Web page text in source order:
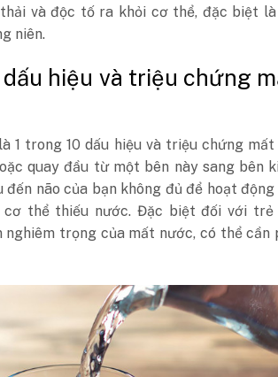
và độc tố ra khỏi cơ thể, đặc biệt
niên.
dấu hiệu và triệu chứng
1 trong 10 dấu hiệu và triệu chứng
quay đầu từ một bên này sang bên
não của bạn không đủ để hoạt
cơ thể thiếu nước. Đặc biệt đối với trẻ
nghiêm trọng của mất nước, có thể cần